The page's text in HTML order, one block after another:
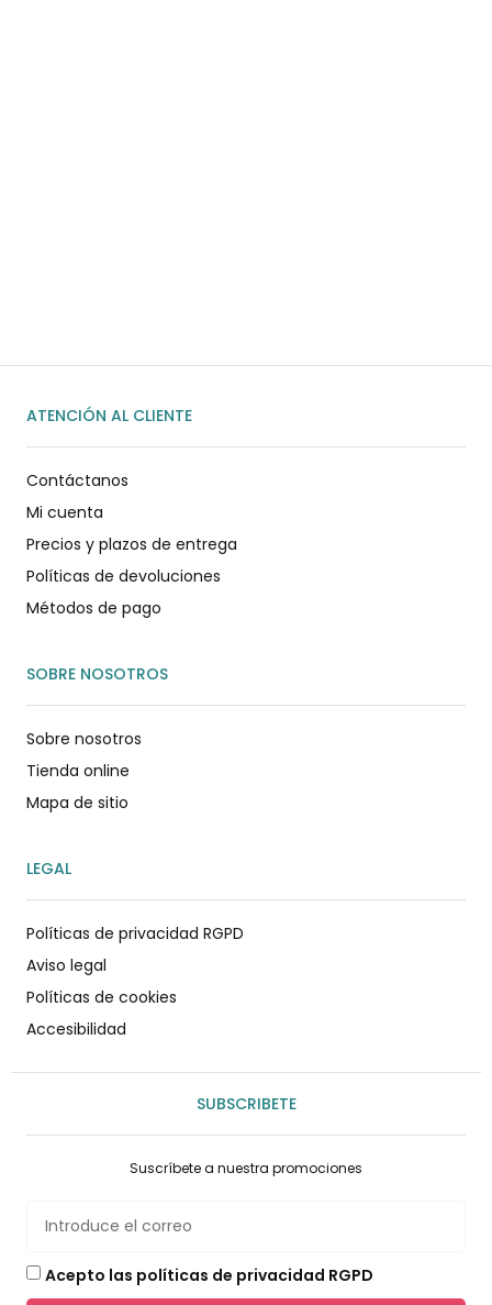
ATENCIÓN AL CLIENTE
Contáctanos
Mi cuenta
Precios y plazos de entrega
Políticas de devoluciones
Métodos de pago
SOBRE NOSOTROS
Sobre nosotros
Tienda online
Mapa de sitio
LEGAL
Políticas de privacidad RGPD
Aviso legal
Políticas de cookies
Accesibilidad
SUBSCRIBETE
Suscríbete a nuestra promociones
Acepto las políticas de privacidad RGPD